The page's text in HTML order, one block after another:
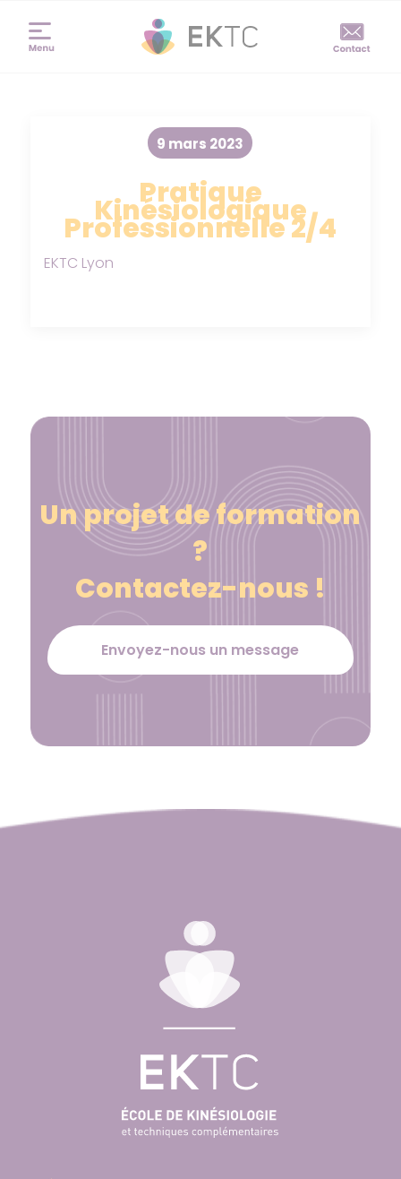
Pratique
Kinésiologique
Professionnelle 2/4
9 mars 2023
EKTC Lyon
Un projet de formation
?
Contactez-nous !
Envoyez-nous un message